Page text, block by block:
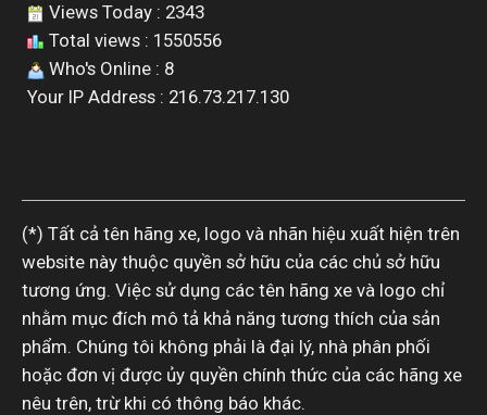
Views Today : 2343
Total views : 1550556
Who's Online : 8
Your IP Address : 216.73.217.130
(*) Tất cả tên hãng xe, logo và nhãn hiệu xuất hiện trên
website này thuộc quyền sở hữu của các chủ sở hữu
tương ứng. Việc sử dụng các tên hãng xe và logo chỉ
nhằm mục đích mô tả khả năng tương thích của sản
phẩm. Chúng tôi không phải là đại lý, nhà phân phối
hoặc đơn vị được ủy quyền chính thức của các hãng xe
nêu trên, trừ khi có thông báo khác.